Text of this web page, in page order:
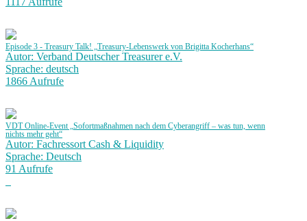
Episode 3 - Treasury Talk! „Treasury-Lebenswerk von Brigitta Kocherhans“
Autor: Verband Deutscher Treasurer e.V.
Sprache: deutsch
1866 Aufrufe
VDT Online-Event „Sofortmaßnahmen nach dem Cyberangriff – was tun, wenn
nichts mehr geht“
Autor: Fachressort Cash & Liquidity
Sprache: Deutsch
91 Aufrufe